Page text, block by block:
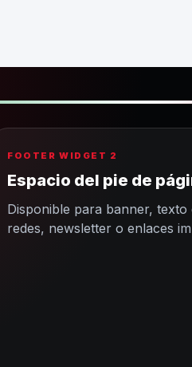
FOOTER WIDGET 2
Espacio del pie de
Disponible para banner, texto
redes, newsletter o enlaces